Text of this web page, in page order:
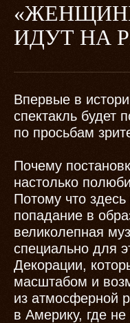
ИДУТ НА
Впервые в
спектакль будет
по просьбам
Почему
настолько
Потому что
попадание в
великолепная
специально для
Декорации,
масштабом и
из атмосферной
в Америку, где